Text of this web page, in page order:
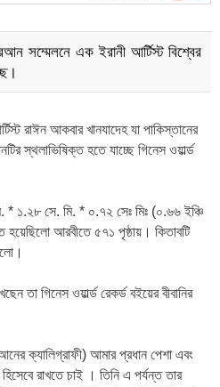
সম্মেলনে এক ইরানী আর্টিস্ট বিশ্বের
রাঈন আকবার খানযাদেহ যা পাকিস্তানের
স্থলাভিষিক্ত হতে যাচ্ছে গিনেস ওয়ার্ল্ড
* ১.২৮ সে. মি. * ০.৭২ সেঃ মিঃ (০.৬৬ ইঞ্চি
আরবীতে ৫৭১ পৃষ্ঠায়। কিতাবটি
তা গিনেস ওয়ার্ল্ড রেকর্ড বইয়ের বীবানির
ক্যালিগ্রাফী) আমার প্রধান পেশা এবং
রাখতে চাই । তিনি এ পর্যন্ত তার